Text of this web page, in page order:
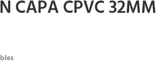
CAPA CPVC 32MM